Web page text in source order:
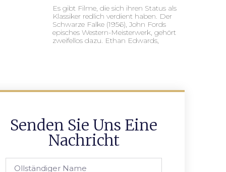
Es gibt Filme, die sich ihren Status als
Klassiker redlich verdient haben. Der
Schwarze Falke (1956), John Fords
episches Western-Meisterwerk, gehört
zweifellos dazu. Ethan Edwards,
Senden Sie Uns Eine
Nachricht